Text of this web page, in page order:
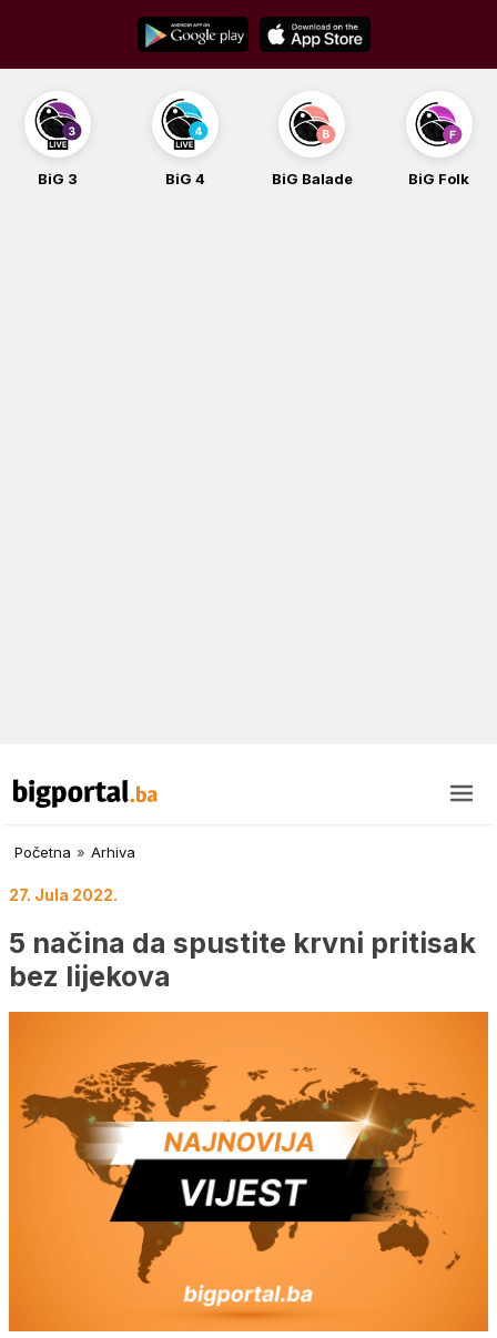
content
BiG 3 BiG 4 BiG Balade BiG Folk
Početna » Arhiva
27. Jula 2022.
5 načina da spustite krvni pritisak
bez lijekova